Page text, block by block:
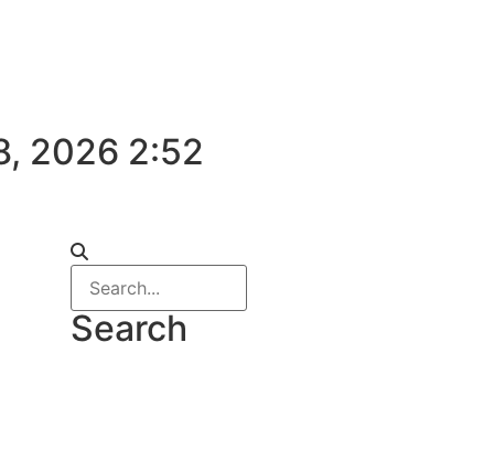
2026 2:52
Search